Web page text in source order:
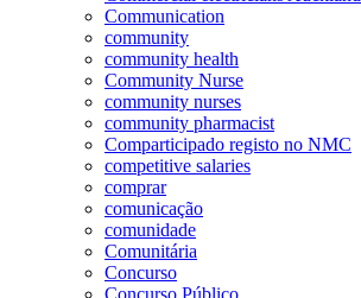
Communication
community
community health
Community Nurse
community nurses
community pharmacist
Comparticipado registo no NMC
competitive salaries
comprar
comunicação
comunidade
Comunitária
Concurso
Concurso Público